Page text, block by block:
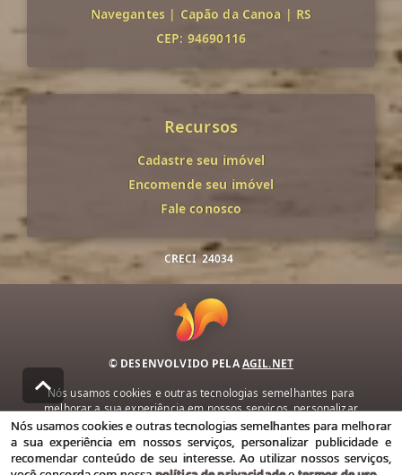
Navegantes | Capão da Canoa | RS
CEP: 94690116
Recursos
Cadastre seu imóvel
Encomende seu imóvel
Fale conosco
CRECI 24034
© DESENVOLVIDO PELAAGIL.NET
Nós usamos cookies e outras tecnologias semelhantes para
melhorar a sua experiência em nossos serviços, personalizar
publicidade e recomendar conteúdo de seu interesse. Ao utilizar
nossos serviços, você concorda com nossa política de privacidade e
termos de uso.
Nós usamos cookies e outras tecnologias semelhantes para melhorar
a sua experiência em nossos serviços, personalizar publicidade e
recomendar conteúdo de seu interesse. Ao utilizar nossos serviços,